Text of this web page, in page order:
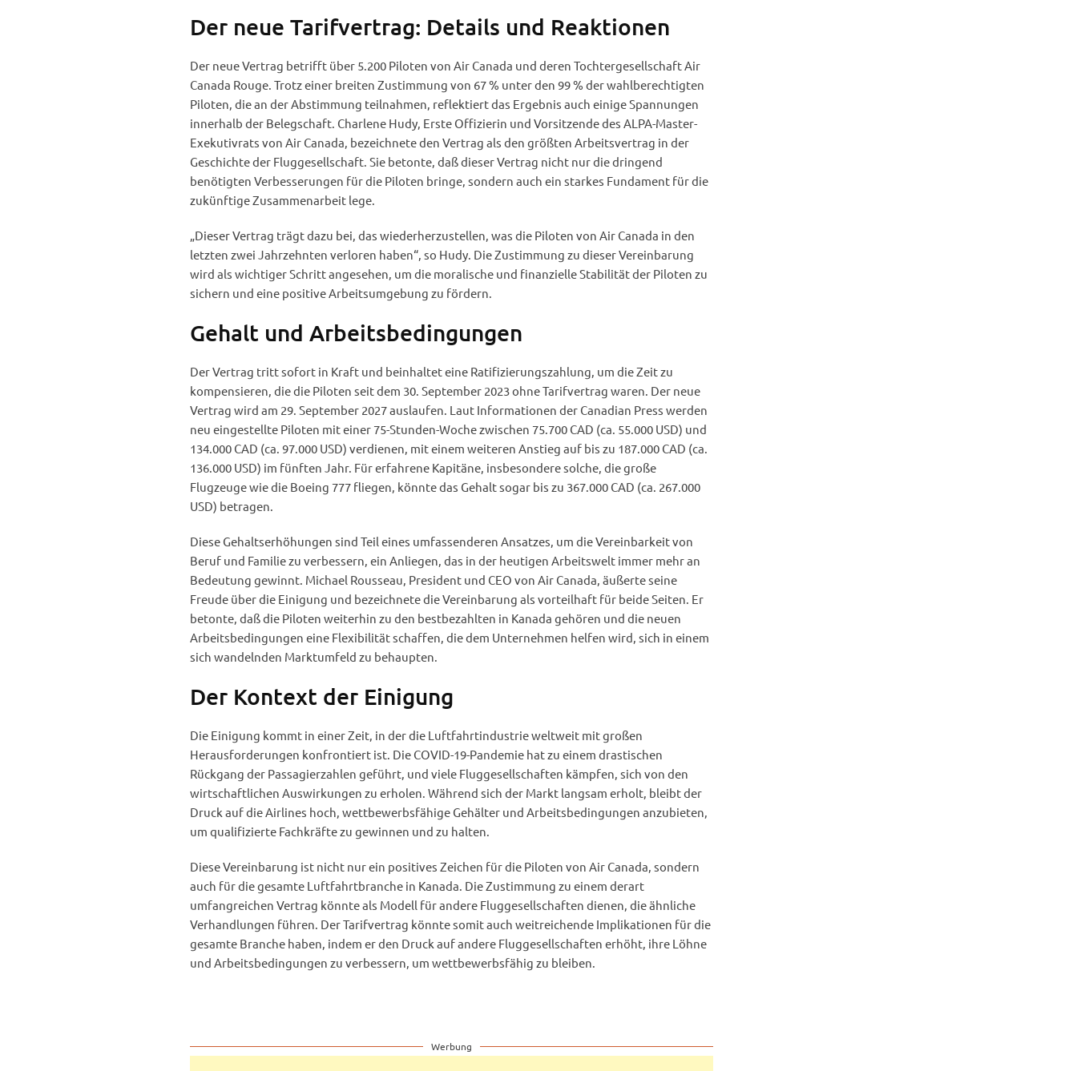
Der neue Tarifvertrag: Details und Reaktionen
Der neue Vertrag betrifft über 5.200 Piloten von Air Canada und deren Tochtergesellschaft Air
Canada Rouge. Trotz einer breiten Zustimmung von 67 % unter den 99 % der wahlberechtigten
Piloten, die an der Abstimmung teilnahmen, reflektiert das Ergebnis auch einige Spannungen
innerhalb der Belegschaft. Charlene Hudy, Erste Offizierin und Vorsitzende des ALPA-Master-
Exekutivrats von Air Canada, bezeichnete den Vertrag als den größten Arbeitsvertrag in der
Geschichte der Fluggesellschaft. Sie betonte, daß dieser Vertrag nicht nur die dringend
benötigten Verbesserungen für die Piloten bringe, sondern auch ein starkes Fundament für die
zukünftige Zusammenarbeit lege.
„Dieser Vertrag trägt dazu bei, das wiederherzustellen, was die Piloten von Air Canada in den
letzten zwei Jahrzehnten verloren haben“, so Hudy. Die Zustimmung zu dieser Vereinbarung
wird als wichtiger Schritt angesehen, um die moralische und finanzielle Stabilität der Piloten zu
sichern und eine positive Arbeitsumgebung zu fördern.
Gehalt und Arbeitsbedingungen
Der Vertrag tritt sofort in Kraft und beinhaltet eine Ratifizierungszahlung, um die Zeit zu
kompensieren, die die Piloten seit dem 30. September 2023 ohne Tarifvertrag waren. Der neue
Vertrag wird am 29. September 2027 auslaufen. Laut Informationen der Canadian Press werden
neu eingestellte Piloten mit einer 75-Stunden-Woche zwischen 75.700 CAD (ca. 55.000 USD) und
134.000 CAD (ca. 97.000 USD) verdienen, mit einem weiteren Anstieg auf bis zu 187.000 CAD (ca.
136.000 USD) im fünften Jahr. Für erfahrene Kapitäne, insbesondere solche, die große
Flugzeuge wie die Boeing 777 fliegen, könnte das Gehalt sogar bis zu 367.000 CAD (ca. 267.000
USD) betragen.
Diese Gehaltserhöhungen sind Teil eines umfassenderen Ansatzes, um die Vereinbarkeit von
Beruf und Familie zu verbessern, ein Anliegen, das in der heutigen Arbeitswelt immer mehr an
Bedeutung gewinnt. Michael Rousseau, President und CEO von Air Canada, äußerte seine
Freude über die Einigung und bezeichnete die Vereinbarung als vorteilhaft für beide Seiten. Er
betonte, daß die Piloten weiterhin zu den bestbezahlten in Kanada gehören und die neuen
Arbeitsbedingungen eine Flexibilität schaffen, die dem Unternehmen helfen wird, sich in einem
sich wandelnden Marktumfeld zu behaupten.
Der Kontext der Einigung
Die Einigung kommt in einer Zeit, in der die Luftfahrtindustrie weltweit mit großen
Herausforderungen konfrontiert ist. Die COVID-19-Pandemie hat zu einem drastischen
Rückgang der Passagierzahlen geführt, und viele Fluggesellschaften kämpfen, sich von den
wirtschaftlichen Auswirkungen zu erholen. Während sich der Markt langsam erholt, bleibt der
Druck auf die Airlines hoch, wettbewerbsfähige Gehälter und Arbeitsbedingungen anzubieten,
um qualifizierte Fachkräfte zu gewinnen und zu halten.
Diese Vereinbarung ist nicht nur ein positives Zeichen für die Piloten von Air Canada, sondern
auch für die gesamte Luftfahrtbranche in Kanada. Die Zustimmung zu einem derart
umfangreichen Vertrag könnte als Modell für andere Fluggesellschaften dienen, die ähnliche
Verhandlungen führen. Der Tarifvertrag könnte somit auch weitreichende Implikationen für die
gesamte Branche haben, indem er den Druck auf andere Fluggesellschaften erhöht, ihre Löhne
und Arbeitsbedingungen zu verbessern, um wettbewerbsfähig zu bleiben.
Werbung